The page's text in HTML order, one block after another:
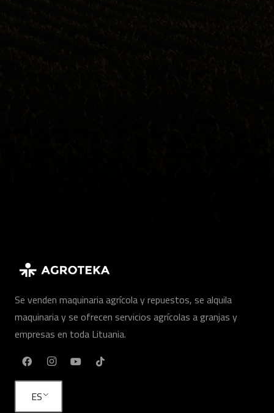
Se venden maquinaria agrícola y repuestos, se alquila
maquinaria y se ofrecen servicios agrícolas a granjas y
empresas en toda Lituania.
ES